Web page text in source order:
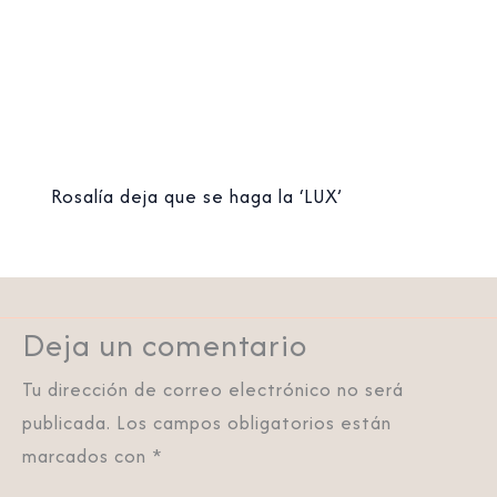
Rosalía deja que se haga la ‘LUX’
Deja un comentario
Tu dirección de correo electrónico no será
publicada. Los campos obligatorios están
marcados con *